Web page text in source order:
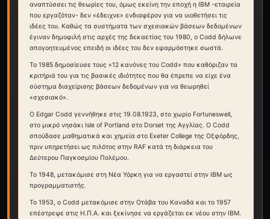
αναπτύσσει τις θεωρίες του, όμως εκείνη την εποχή η IBM -εταιρεία
που εργαζόταν- δεν «έδειχνε» ενδιαφέρον για να υιοθετήσει τις
ιδέες του. Καθώς τα συστήματα των σχεσιακών βάσεων δεδομένων
έγιναν δημοφιλή στις αρχές της δεκαετίας του 1980, ο Codd δήλωνε
απογοητευμένος επειδή οι ιδέες του δεν εφαρμόστηκε σωστά.
Το 1985 δημοσίευσε τους «12 κανόνες του Codd» που καθόριζαν τα
κριτήριά του για τις βασικές ιδιότητες που θα έπρεπε να είχε ένα
σύστημα διαχείρισης βάσεων δεδομένων για να θεωρηθεί
«σχεσιακό».
Ο Edgar Codd γεννήθηκε στις 19.08.1923, στο χωρίο Fortuneswell,
στο μικρό νησάκι Isle of Portland στο Dorset της Αγγλίας. Ο Codd
σπούδασε μαθηματικά και χημεία στο Exeter College της Οξφόρδης,
πριν υπηρετήσει ως πιλότος στην RAF κατά τη διάρκεια του
Δεύτερου Παγκοσμίου Πολέμου.
Το 1948, μετακόμισε στη Νέα Υόρκη για να εργαστεί στην IBM ως
προγραμματιστής.
Το 1953, ο Codd μετακόμισε στην Οτάβα του Καναδά και το 1957
επέστρεψε στις Η.Π.Α. και ξεκίνησε να εργάζεται εκ νέου στην IBM.